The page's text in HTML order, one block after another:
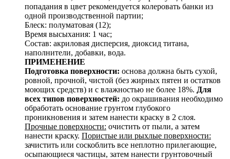
попадания в цвет рекомендуется колеровать банки из
одной производственной партии;
Блеск: полуматовая (12);
Время высыхания: 1 час;
Состав: акриловая дисперсия, диоксид титана,
наполнители, добавки, вода.
ПРИМЕНЕНИЕ
Подготовка поверхности: основа должна быть сухой,
ровной, прочной, чистой (без жирных пятен и остатков
моющих средств) и с влажностью не более 18%. Для
всех типов поверхностей: до окрашивания необходимо
обработать основание грунтом глубокого
проникновения и затем нанести краску в 2 слоя.
Прочные поверхности: очистить от пыли, а затем
нанести краску. Пористые или рыхлые поверхности:
зачистить или соскоблить все неплотно прилегающие,
осыпающиеся частицы, затем нанести грунтовочный